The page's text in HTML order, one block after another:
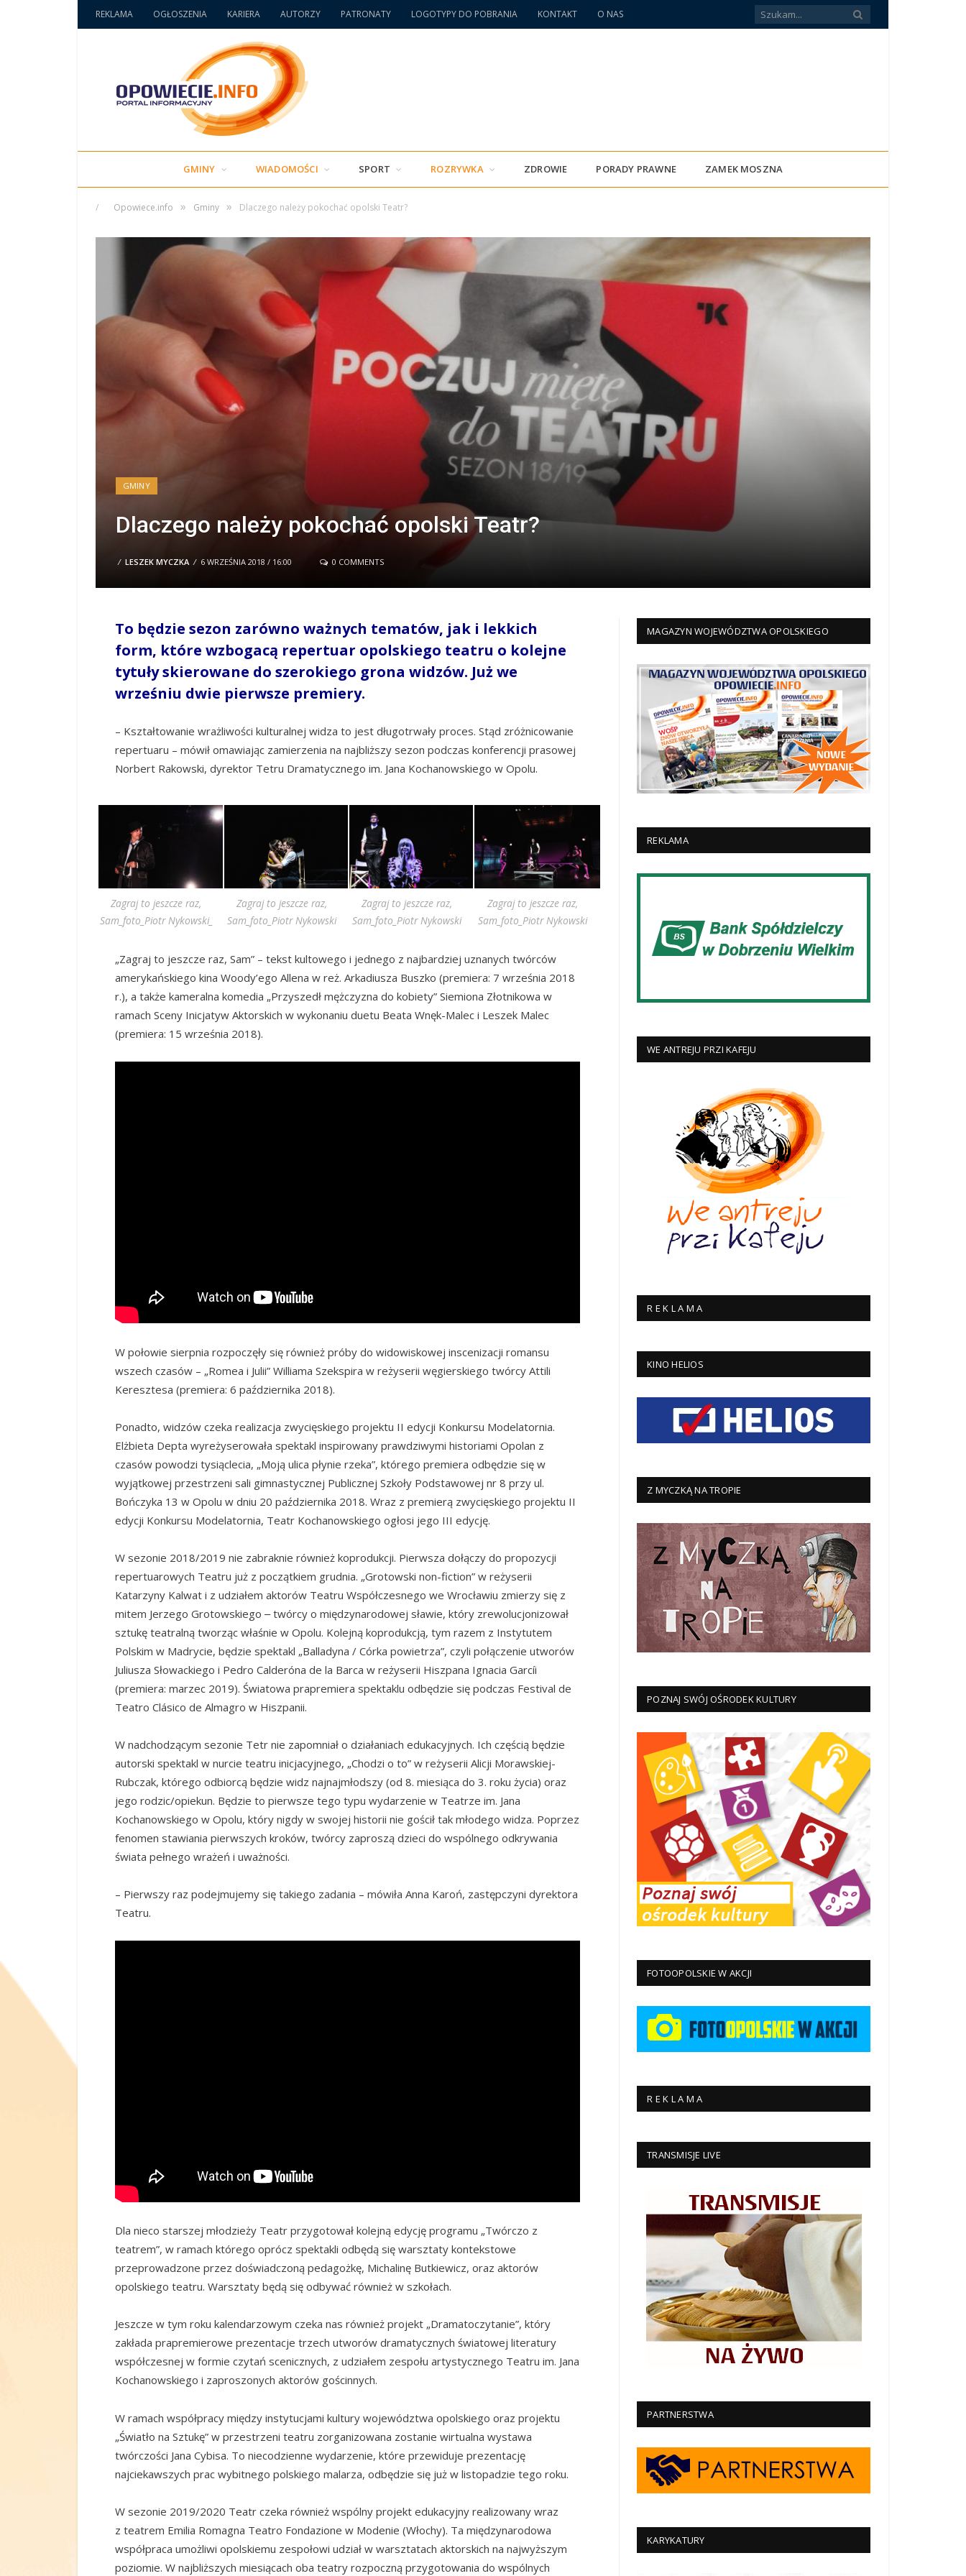
REKLAMA OGŁOSZENIA KARIERA AUTORZY PATRONATY LOGOTYPY DO POBRANIA KONTAKT O NAS
GMINY WIADOMOŚCI SPORT ROZRYWKA ZDROWIE PORADY PRAWNE ZAMEK MOSZNA
/ Opowiece.info » Gminy » Dlaczego należy pokochać opolski Teatr?
GMINY
Dlaczego należy pokochać opolski Teatr?
/ LESZEK MYCZKA / 6 WRZEŚNIA 2018 / 16:00 0 COMMENTS
To będzie sezon zarówno ważnych tematów, jak i lekkich
form, które wzbogacą repertuar opolskiego teatru o kolejne
tytuły skierowane do szerokiego grona widzów. Już we
wrześniu dwie pierwsze premiery.
– Kształtowanie wrażliwości kulturalnej widza to jest długotrwały proces. Stąd zróżnicowanie
repertuaru – mówił omawiając zamierzenia na najbliższy sezon podczas konferencji prasowej
Norbert Rakowski, dyrektor Tetru Dramatycznego im. Jana Kochanowskiego w Opolu.
Zagraj to jeszcze raz,
Sam_foto_Piotr Nykowski_
Zagraj to jeszcze raz,
Sam_foto_Piotr Nykowski
Zagraj to jeszcze raz,
Sam_foto_Piotr Nykowski
Zagraj to jeszcze raz,
Sam_foto_Piotr Nykowski
„Zagraj to jeszcze raz, Sam” – tekst kultowego i jednego z najbardziej uznanych twórców
amerykańskiego kina Woody’ego Allena w reż. Arkadiusza Buszko (premiera: 7 września 2018
r.), a także kameralna komedia „Przyszedł mężczyzna do kobiety” Siemiona Złotnikowa w
ramach Sceny Inicjatyw Aktorskich w wykonaniu duetu Beata Wnęk-Malec i Leszek Malec
(premiera: 15 września 2018).
W połowie sierpnia rozpoczęły się również próby do widowiskowej inscenizacji romansu
wszech czasów – „Romea i Julii” Williama Szekspira w reżyserii węgierskiego twórcy Attili
Keresztesa (premiera: 6 października 2018).
Ponadto, widzów czeka realizacja zwycięskiego projektu II edycji Konkursu Modelatornia.
Elżbieta Depta wyreżyserowała spektakl inspirowany prawdziwymi historiami Opolan z
czasów powodzi tysiąclecia, „Moją ulica płynie rzeka”, którego premiera odbędzie się w
wyjątkowej przestrzeni sali gimnastycznej Publicznej Szkoły Podstawowej nr 8 przy ul.
Bończyka 13 w Opolu w dniu 20 października 2018. Wraz z premierą zwycięskiego projektu II
edycji Konkursu Modelatornia, Teatr Kochanowskiego ogłosi jego III edycję.
W sezonie 2018/2019 nie zabraknie również koprodukcji. Pierwsza dołączy do propozycji
repertuarowych Teatru już z początkiem grudnia. „Grotowski non-fiction” w reżyserii
Katarzyny Kalwat i z udziałem aktorów Teatru Współczesnego we Wrocławiu zmierzy się z
mitem Jerzego Grotowskiego ‒ twórcy o międzynarodowej sławie, który zrewolucjonizował
sztukę teatralną tworząc właśnie w Opolu. Kolejną koprodukcją, tym razem z Instytutem
Polskim w Madrycie, będzie spektakl „Balladyna / Córka powietrza”, czyli połączenie utworów
Juliusza Słowackiego i Pedro Calderóna de la Barca w reżyserii Hiszpana Ignacia Garcíi
(premiera: marzec 2019). Światowa prapremiera spektaklu odbędzie się podczas Festival de
Teatro Clásico de Almagro w Hiszpanii.
W nadchodzącym sezonie Tetr nie zapomniał o działaniach edukacyjnych. Ich częścią będzie
autorski spektakl w nurcie teatru inicjacyjnego, „Chodzi o to” w reżyserii Alicji Morawskiej-
Rubczak, którego odbiorcą będzie widz najnajmłodszy (od 8. miesiąca do 3. roku życia) oraz
jego rodzic/opiekun. Będzie to pierwsze tego typu wydarzenie w Teatrze im. Jana
Kochanowskiego w Opolu, który nigdy w swojej historii nie gościł tak młodego widza. Poprzez
fenomen stawiania pierwszych kroków, twórcy zaproszą dzieci do wspólnego odkrywania
świata pełnego wrażeń i uważności.
– Pierwszy raz podejmujemy się takiego zadania – mówiła Anna Karoń, zastępczyni dyrektora
Teatru.
Dla nieco starszej młodzieży Teatr przygotował kolejną edycję programu „Twórczo z
teatrem”, w ramach którego oprócz spektakli odbędą się warsztaty kontekstowe
przeprowadzone przez doświadczoną pedagożkę, Michalinę Butkiewicz, oraz aktorów
opolskiego teatru. Warsztaty będą się odbywać również w szkołach.
Jeszcze w tym roku kalendarzowym czeka nas również projekt „Dramatoczytanie”, który
zakłada prapremierowe prezentacje trzech utworów dramatycznych światowej literatury
współczesnej w formie czytań scenicznych, z udziałem zespołu artystycznego Teatru im. Jana
Kochanowskiego i zaproszonych aktorów gościnnych.
W ramach współpracy między instytucjami kultury województwa opolskiego oraz projektu
„Światło na Sztukę” w przestrzeni teatru zorganizowana zostanie wirtualna wystawa
twórczości Jana Cybisa. To niecodzienne wydarzenie, które przewiduje prezentację
najciekawszych prac wybitnego polskiego malarza, odbędzie się już w listopadzie tego roku.
W sezonie 2019/2020 Teatr czeka również wspólny projekt edukacyjny realizowany wraz
z teatrem Emilia Romagna Teatro Fondazione w Modenie (Włochy). Ta międzynarodowa
współpraca umożliwi opolskiemu zespołowi udział w warsztatach aktorskich na najwyższym
poziomie. W najbliższych miesiącach oba teatry rozpoczną przygotowania do wspólnych
MAGAZYN WOJEWÓDZTWA OPOLSKIEGO
REKLAMA
WE ANTREJU PRZI KAFEJU
R E K L A M A
KINO HELIOS
Z MYCZKĄ NA TROPIE
POZNAJ SWÓJ OŚRODEK KULTURY
FOTOOPOLSKIE W AKCJI
R E K L A M A
TRANSMISJE LIVE
PARTNERSTWA
KARYKATURY